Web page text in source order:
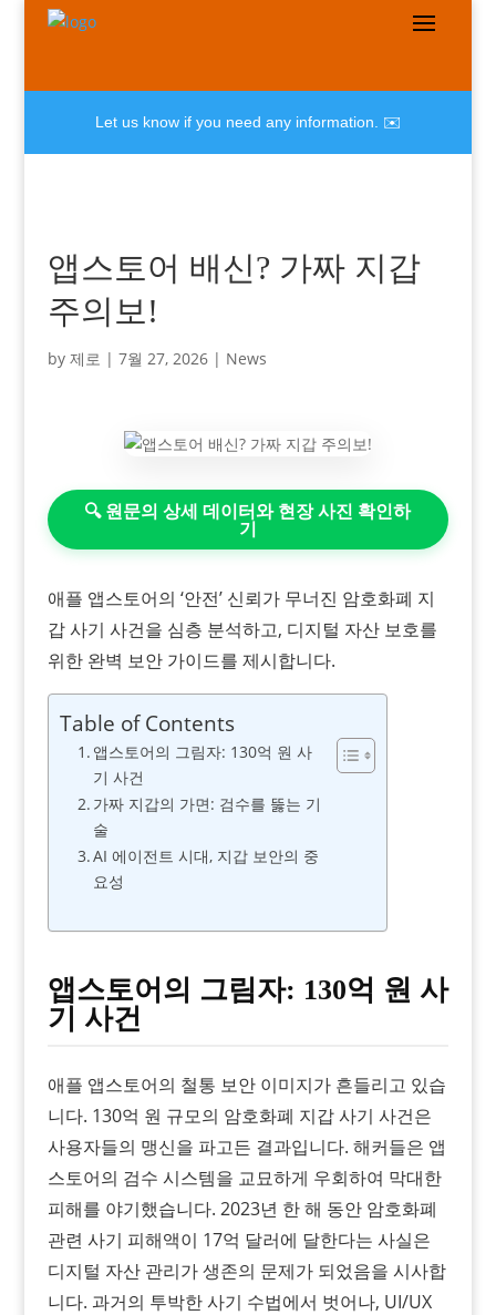
Let us know if you need any information. ✉️
앱스토어 배신? 가짜 지갑
주의보!
by 제로 | 7월 27, 2026| News
🔍 원문의 상세 데이터와 현장 사진 확인하
기
애플 앱스토어의 ‘안전’ 신뢰가 무너진 암호화폐 지
갑 사기 사건을 심층 분석하고, 디지털 자산 보호를
위한 완벽 보안 가이드를 제시합니다.
Table of Contents
앱스토어의 그림자: 130억 원 사
기 사건
가짜 지갑의 가면: 검수를 뚫는 기
술
AI 에이전트 시대, 지갑 보안의 중
요성
앱스토어의 그림자: 130억 원 사
기 사건
애플 앱스토어의 철통 보안 이미지가 흔들리고 있습
니다. 130억 원 규모의 암호화폐 지갑 사기 사건은
사용자들의 맹신을 파고든 결과입니다. 해커들은 앱
스토어의 검수 시스템을 교묘하게 우회하여 막대한
피해를 야기했습니다. 2023년 한 해 동안 암호화폐
관련 사기 피해액이 17억 달러에 달한다는 사실은
디지털 자산 관리가 생존의 문제가 되었음을 시사합
니다. 과거의 투박한 사기 수법에서 벗어나, UI/UX